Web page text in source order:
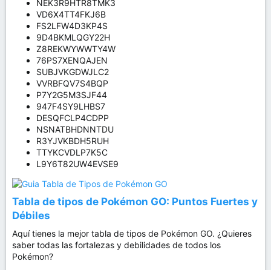
NEK3R9HTR8TMK3
VD6X4TT4FKJ6B
FS2LFW4D3KP4S
9D4BKMLQGY22H
Z8REKWYWWTY4W
76PS7XENQAJEN
SUBJVKGDWJLC2
VVRBFQV7S4BQP
P7Y2G5M3SJF44
947F4SY9LHBS7
DESQFCLP4CDPP
NSNATBHDNNTDU
R3YJVKBDH5RUH
TTYKCVDLP7K5C
L9Y6T82UW4EVSE9
Tabla de tipos de Pokémon GO: Puntos Fuertes y
Débiles
Aquí tienes la mejor tabla de tipos de Pokémon GO. ¿Quieres
saber todas las fortalezas y debilidades de todos los
Pokémon?